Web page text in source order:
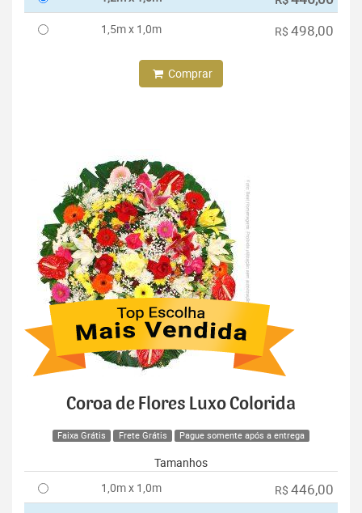
1,5m x 1,0m R$ 498,00
Comprar
Coroa de Flores Luxo Colorida
Faixa Grátis Frete Grátis Pague somente após a entrega
Tamanhos
1,0m x 1,0m
R$ 446,00